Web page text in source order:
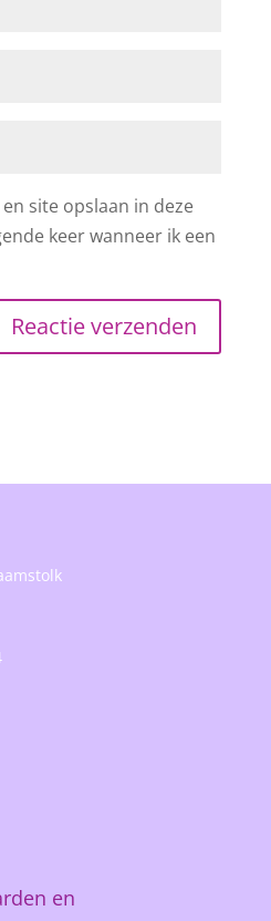
site opslaan in deze
keer wanneer ik een
en